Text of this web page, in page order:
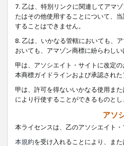
7. 乙は、特別リンクに関連してアマ
たはその他使用することについて、
することはできません。
8. 乙は、いかなる管轄においても、
おいても、アマゾン商標に紛らわし
甲は、アソシエイト・サイトに改定
本商標ガイドラインおよび承認され
甲は、許可を得ないいかなる使用ま
により行使することができるものとし
アソ
本ライセンスは、乙のアソシエイト
本規約を受け入れることにより、ま